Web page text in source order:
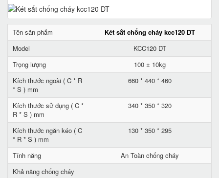
Tên sản phẩm
Két sắt chống cháy kcc120 DT
Model
KCC120 DT
Trọng lượng
100 ± 10kg
Kích thước ngoài ( C * R
* S ) mm
660 * 440 * 460
Kích thước sử dụng ( C *
R * S ) mm
340 * 350 * 320
Kích thước ngăn kéo ( C
* R * S ) mm
130 * 350 * 295
Tính năng
An Toàn chống cháy
Khả năng chống cháy